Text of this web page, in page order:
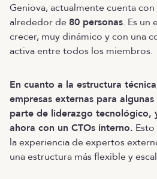
Geniova, actualmente cuenta
alrededor de 80 personas. Es un
crecer, muy dinámico y con una
activa entre todos los miembros.
En cuanto a la estructura
empresas externas para
parte de liderazgo tecnológico,
ahora con un CTOs interno.
la experiencia de expertos
una estructura más flexible y